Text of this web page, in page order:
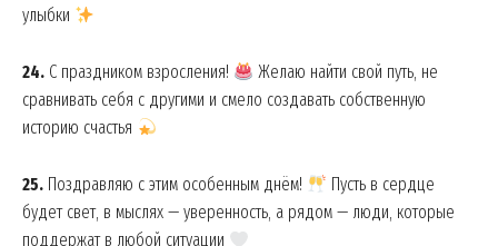
улыбки
24. С праздником взросления!
Желаю найти свой путь, не
сравнивать себя с другими и смело создавать собственную
историю счастья
25. Поздравляю с этим особенным днём!
Пусть в сердце
будет свет, в мыслях — уверенность, а рядом — люди, которые
поддержат в любой ситуации